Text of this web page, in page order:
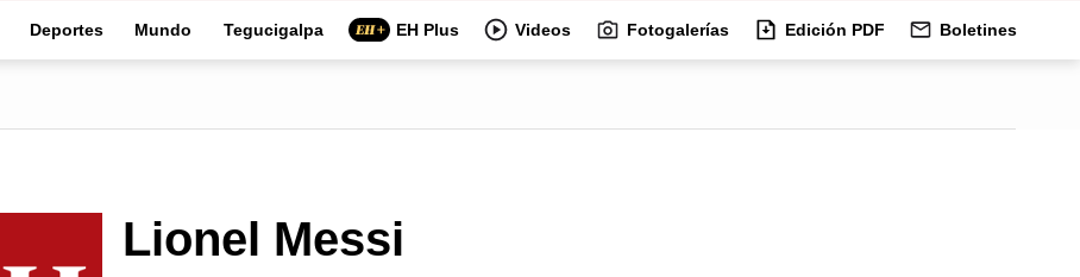
Deportes Mundo Tegucigalpa EH Plus Videos Fotogalerías Edición PDF Boletines
Lionel Messi